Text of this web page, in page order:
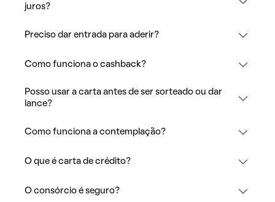
juros?
Preciso dar entrada para aderir?
Como funciona o cashback?
Posso usar a carta antes de ser sorteado ou dar
lance?
Como funciona a contemplação?
O que é carta de crédito?
O consórcio é seguro?